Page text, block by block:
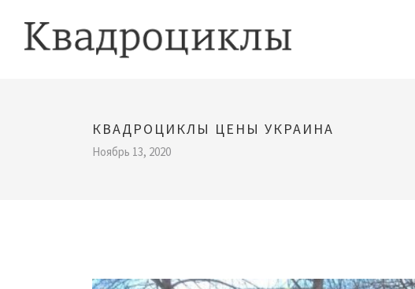
КВАДРОЦИКЛЫ ЦЕНЫ УКРАИНА
Ноябрь 13, 2020